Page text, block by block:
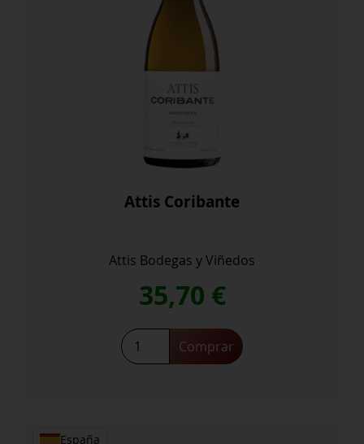
Attis Coribante
Attis Bodegas y Viñedos
35,70 €
Attis
Coribante
Comprar
España